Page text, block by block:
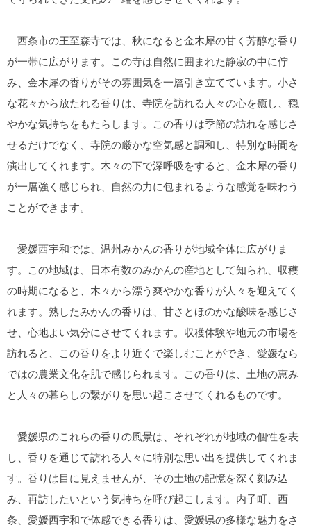
西条市の王至森寺では、秋になると金木犀の甘く芳醇な香り
が一帯に広がります。この寺は自然に囲まれた静寂の中に佇
み、金木犀の香りがその雰囲気を一層引き立てています。小さ
な花々から放たれる香りは、寺院を訪れる人々の心を癒し、穏
やかな気持ちをもたらします。この香りは季節の訪れを感じさ
せるだけでなく、寺院の厳かな空気感と調和し、特別な時間を
演出してくれます。木々の下で深呼吸をすると、金木犀の香り
が一層強く感じられ、自然の力に包まれるような感覚を味わう
ことができます。
愛媛西宇和では、温州みかんの香りが地域全体に広がりま
す。この地域は、日本有数のみかんの産地として知られ、収穫
の時期になると、木々から漂う爽やかな香りが人々を迎えてく
れます。熟したみかんの香りは、甘さとほのかな酸味を感じさ
せ、心地よい気分にさせてくれます。収穫体験や地元の市場を
訪れると、この香りをより近くで楽しむことができ、愛媛なら
ではの農業文化を肌で感じられます。この香りは、土地の恵み
と人々の暮らしの繋がりを思い起こさせてくれるものです。
愛媛県のこれらの香りの風景は、それぞれが地域の個性を表
し、香りを通じて訪れる人々に特別な思い出を提供してくれま
す。香りは目に見えませんが、その土地の記憶を深く刻み込
み、再訪したいという気持ちを呼び起こします。内子町、西
条、愛媛西宇和で体感できる香りは、愛媛県の多様な魅力をさ